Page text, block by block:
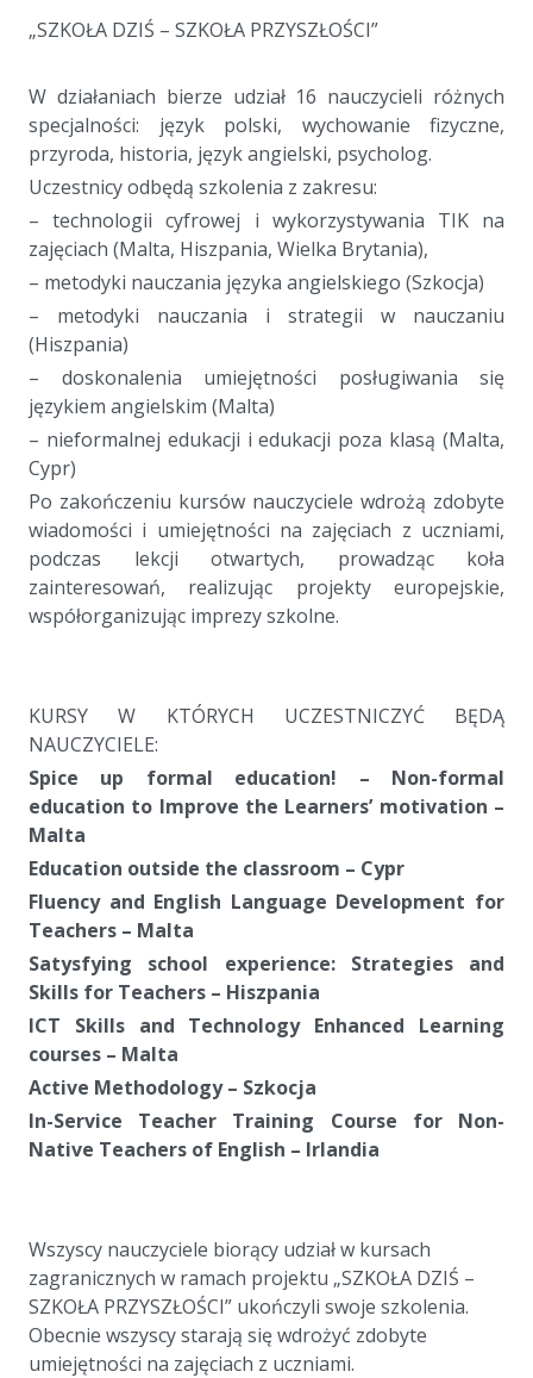
„SZKOŁA DZIŚ – SZKOŁA PRZYSZŁOŚCI”
W działaniach bierze udział 16 nauczycieli różnych
specjalności: język polski, wychowanie fizyczne,
przyroda, historia, język angielski, psycholog.
Uczestnicy odbędą szkolenia z zakresu:
– technologii cyfrowej i wykorzystywania TIK na
zajęciach (Malta, Hiszpania, Wielka Brytania),
– metodyki nauczania języka angielskiego (Szkocja)
– metodyki nauczania i strategii w nauczaniu
(Hiszpania)
– doskonalenia umiejętności posługiwania się
językiem angielskim (Malta)
– nieformalnej edukacji i edukacji poza klasą (Malta,
Cypr)
Po zakończeniu kursów nauczyciele wdrożą zdobyte
wiadomości i umiejętności na zajęciach z uczniami,
podczas lekcji otwartych, prowadząc koła
zainteresowań, realizując projekty europejskie,
współorganizując imprezy szkolne.
KURSY W KTÓRYCH UCZESTNICZYĆ BĘDĄ
NAUCZYCIELE:
Spice up formal education! – Non-formal
education to Improve the Learners’ motivation –
Malta
Education outside the classroom – Cypr
Fluency and English Language Development for
Teachers – Malta
Satysfying school experience: Strategies and
Skills for Teachers – Hiszpania
ICT Skills and Technology Enhanced Learning
courses – Malta
Active Methodology – Szkocja
In-Service Teacher Training Course for Non-
Native Teachers of English – Irlandia
Wszyscy nauczyciele biorący udział w kursach
zagranicznych w ramach projektu „SZKOŁA DZIŚ –
SZKOŁA PRZYSZŁOŚCI” ukończyli swoje szkolenia.
Obecnie wszyscy starają się wdrożyć zdobyte
umiejętności na zajęciach z uczniami.